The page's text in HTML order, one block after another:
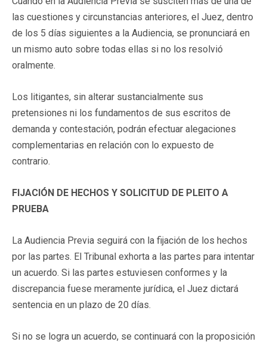
las cuestiones y circunstancias anteriores, el Juez, dentro
de los 5 días siguientes a la Audiencia, se pronunciará en
un mismo auto sobre todas ellas si no los resolvió
oralmente.
Los litigantes, sin alterar sustancialmente sus
pretensiones ni los fundamentos de sus escritos de
demanda y contestación, podrán efectuar alegaciones
complementarias en relación con lo expuesto de
contrario.
FIJACIÓN DE HECHOS Y SOLICITUD DE PLEITO A
PRUEBA
La Audiencia Previa seguirá con la fijación de los hechos
por las partes. El Tribunal exhorta a las partes para intentar
un acuerdo. Si las partes estuviesen conformes y la
discrepancia fuese meramente jurídica, el Juez dictará
sentencia en un plazo de 20 días.
Si no se logra un acuerdo, se continuará con la proposición